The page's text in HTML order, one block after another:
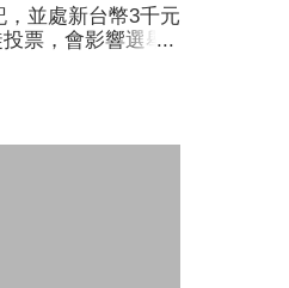
並處新台幣3千元
票，會影響選舉
2項之刑責。